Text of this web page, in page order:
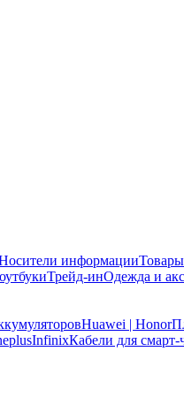
информации
Трейд-инОдежда и
Huawei | Honor
InfinixКабели для смарт-